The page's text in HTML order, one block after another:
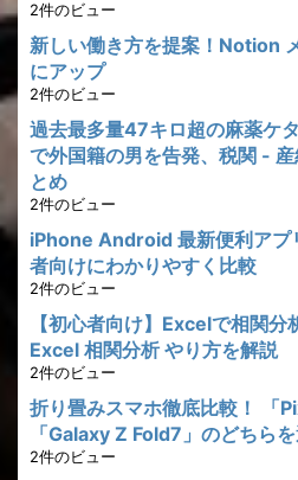
2件のビュー
新しい働き方を提案！Notion
にアップ
2件のビュー
過去最多量47キロ超の麻薬ケ
で外国籍の男を告発、税関 -
とめ
2件のビュー
iPhone Android 最新便利アプ
者向けにわかりやすく比較
2件のビュー
【初心者向け】Excelで相関
Excel 相関分析 やり方を解説
2件のビュー
折り畳みスマホ徹底比較！ 「
「Galaxy Z Fold7」のどちら
2件のビュー